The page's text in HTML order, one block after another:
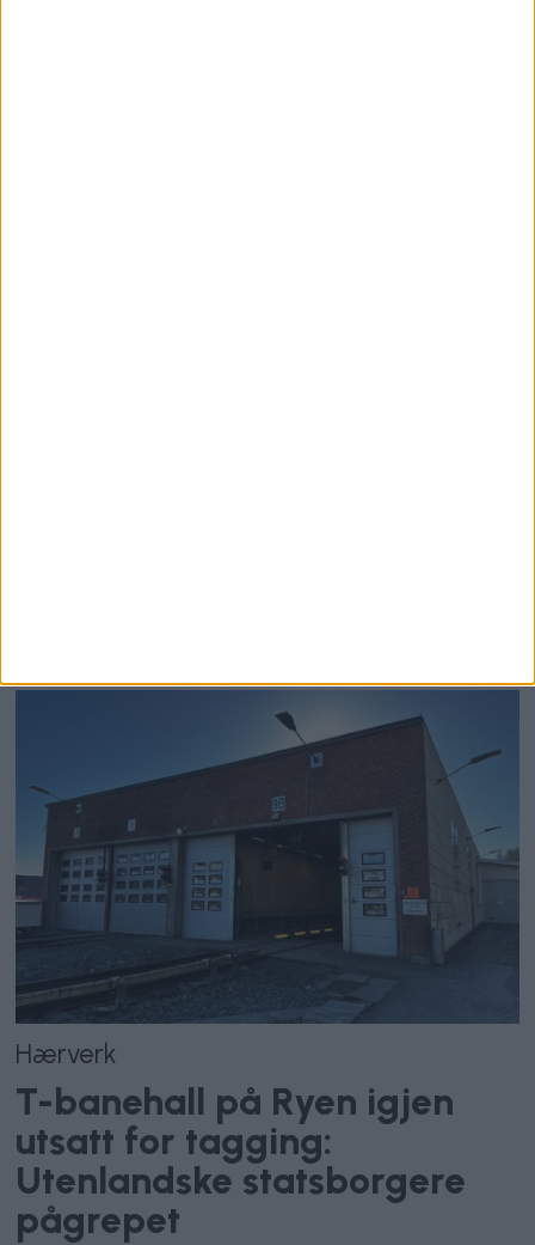
Hærverk
T-banehall på Ryen igjen
utsatt for tagging:
Utenlandske statsborgere
pågrepet